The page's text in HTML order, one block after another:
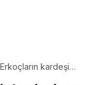
kardeşi